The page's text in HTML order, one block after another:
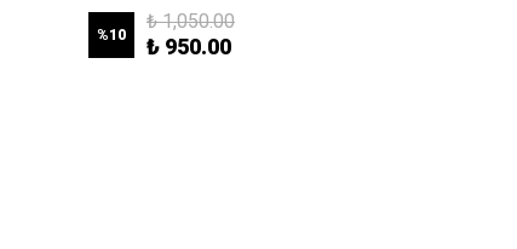
%10
₺ 1,050.00
₺ 950.00